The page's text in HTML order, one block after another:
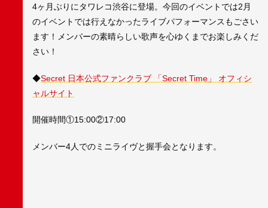
4ヶ月ぶりにタワレコ渋谷に登場。今回のイベントでは2月
のイベントでは行えなかったライブパフォーマンスもごさい
ます！メンバーの素晴らしい歌声を心ゆくまでお楽しみくだ
さい！
◆Secret 日本公式ファンクラブ 「Secret Time」 オフィシ
ャルサイト
開催時間①15:00②17:00
メンバー4人でのミニライヴと握手会となります。